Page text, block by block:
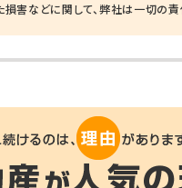
害などに関して、弊社は一切の